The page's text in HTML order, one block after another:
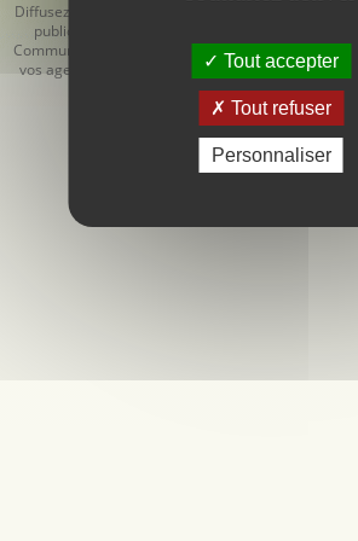
Diffusez votre
publicité
Communiquez
vos agendas
Tout accepter
Tout refuser
Personnaliser